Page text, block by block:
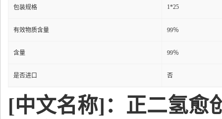
包装规格 1*25
有效物质含量 99％
含量 99％
是否进口 否
[中文名称]：正二氢愈